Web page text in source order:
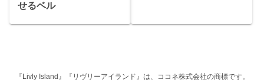
せるベル
『Livly Island』『リヴリーアイランド』は、ココネ株式会社の商標です。